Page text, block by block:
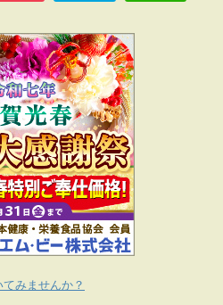
みませんか？